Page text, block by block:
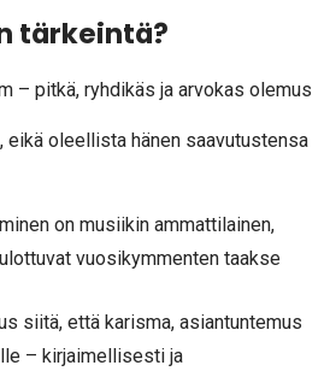
tärkeintä?
– pitkä, ryhdikäs ja arvokas olemus
oleellista hänen saavutustensa
on musiikin ammattilainen,
vuosikymmenten taakse
siitä, että karisma, asiantuntemus
– kirjaimellisesti ja